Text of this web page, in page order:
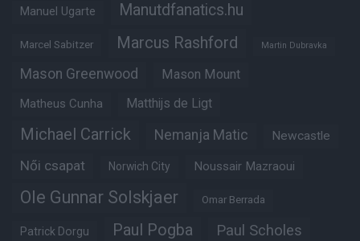
Manuel Ugarte Manutdfanatics.hu
Marcel Sabitzer Marcus Rashford Martin Dubravka
Mason Greenwood Mason Mount
Matheus Cunha Matthijs de Ligt
Michael Carrick Nemanja Matic Newcastle
Női csapat Norwich City Noussair Mazraoui
Ole Gunnar Solskjaer Omar Berrada
Patrick Dorgu Paul Pogba Paul Scholes